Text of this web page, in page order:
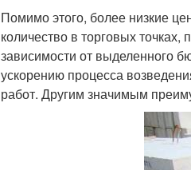
Помимо этого, более низкие
количество в торговых
зависимости от выделенного
ускорению процесса
работ. Другим значимым